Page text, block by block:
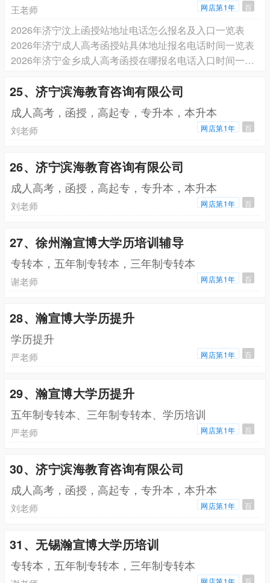
王老师 网店第1年 百
2026年济宁汶上函授站地址电话怎么报名及入口一览表
2026年济宁成人高考函授站具体地址报名电话时间一览表
2026年济宁金乡成人高考函授在哪报名电话入口时间一览表
25、济宁滨海教育咨询有限公司
成人高考，函授，高起专，专升本，本升本
刘老师 网店第1年 百
26、济宁滨海教育咨询有限公司
成人高考，函授，高起专，专升本，本升本
刘老师 网店第1年 百
27、徐州瀚宣博大学历培训辅导
专转本，五年制专转本，三年制专转本
谢老师 网店第1年 百
28、瀚宣博大学历提升
学历提升
严老师 网店第1年 百
29、瀚宣博大学历提升
五年制专转本、三年制专转本、学历培训
严老师 网店第1年 百
30、济宁滨海教育咨询有限公司
成人高考，函授，高起专，专升本，本升本
刘老师 网店第1年 百
31、无锡瀚宣博大学历培训
专转本，五年制专转本，三年制专转本
网店第1年 百